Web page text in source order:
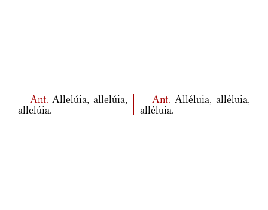
Ant.Allelúia, allelúia,
allelúia.
Ant.Alléluia, alléluia,
alléluia.